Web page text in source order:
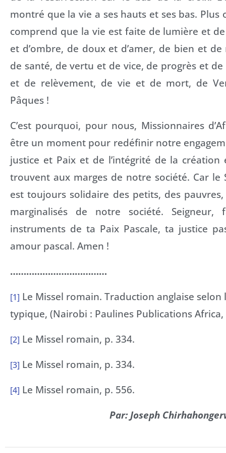
montré que la vie a ses hauts et ses bas.
comprend que la vie est faite de lumière et
et d’ombre, de doux et d’amer, de bien et
de santé, de vertu et de vice, de progrès et de
et de relèvement, de vie et de mort, de
Pâques !
C’est pourquoi, pour nous, Missionnaires
être un moment pour redéfinir notre
justice et Paix et de l’intégrité de la création
trouvent aux marges de notre société. Car le
est toujours solidaire des petits, des
marginalisés de notre société.
instruments de ta Paix Pascale, ta justice
amour pascal. Amen !
………………………………
[1] Le Missel romain. Traduction anglaise
typique, (Nairobi : Paulines Publications Africa,
[2] Le Missel romain, p. 334.
[3] Le Missel romain, p. 334.
[4] Le Missel romain, p. 556.
Par: Joseph